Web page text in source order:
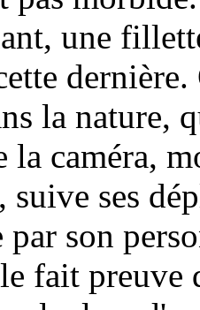
une
la nature,
la caméra,
suive ses
par son
fait preuve